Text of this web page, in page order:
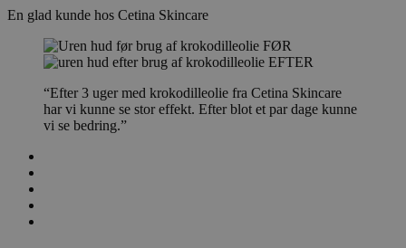
En glad kunde hos Cetina Skincare
FØR
EFTER
“Efter 3 uger med krokodilleolie fra Cetina Skincare
har vi kunne se stor effekt. Efter blot et par dage kunne
vi se bedring.”